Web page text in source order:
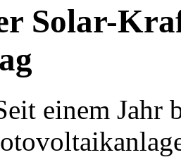
Solar-
einem